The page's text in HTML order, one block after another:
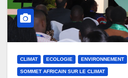
CLIMAT ECOLOGIE ENVIRONNEMENT
SOMMET AFRICAIN SUR LE CLIMAT